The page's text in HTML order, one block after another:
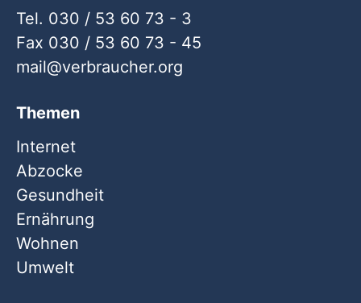
Tel. 030 / 53 60 73 - 3
Fax 030 / 53 60 73 - 45
mail
verbraucher org
Themen
Internet
Abzocke
Gesundheit
Ernährung
Wohnen
Umwelt